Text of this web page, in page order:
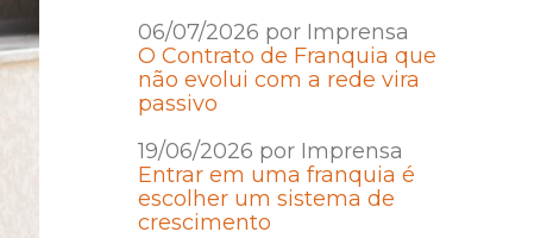
06/07/2026 por Imprensa
O Contrato de Franquia que
não evolui com a rede vira
passivo
19/06/2026 por Imprensa
Entrar em uma franquia é
escolher um sistema de
crescimento